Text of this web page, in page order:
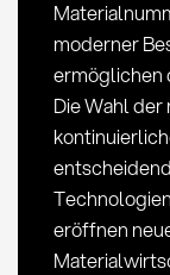
moderner
ermöglichen
Die Wahl
eröffnen